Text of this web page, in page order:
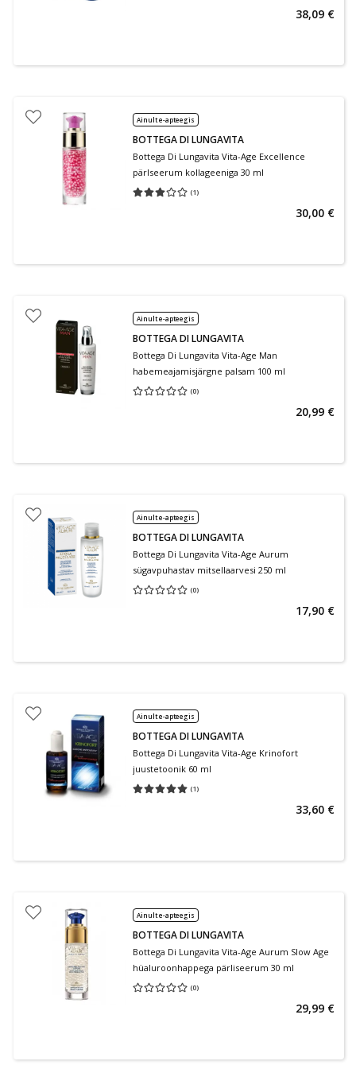
38,09 €
Ainult e-apteegis
BOTTEGA DI LUNGAVITA
Bottega Di Lungavita Vita-Age Excellence
pärlseerum kollageeniga 30 ml
(1)
Keskmine hinnang 3.00
30,00 €
Ainult e-apteegis
BOTTEGA DI LUNGAVITA
Bottega Di Lungavita Vita-Age Man
habemeajamisjärgne palsam 100 ml
(0)
Keskmine hinnang 0.00
20,99 €
Ainult e-apteegis
BOTTEGA DI LUNGAVITA
Bottega Di Lungavita Vita-Age Aurum
sügavpuhastav mitsellaarvesi 250 ml
(0)
Keskmine hinnang 0.00
17,90 €
Ainult e-apteegis
BOTTEGA DI LUNGAVITA
Bottega Di Lungavita Vita-Age Krinofort
juustetoonik 60 ml
(1)
Keskmine hinnang 5.00
33,60 €
Ainult e-apteegis
BOTTEGA DI LUNGAVITA
Bottega Di Lungavita Vita-Age Aurum Slow Age
hüaluroonhappega pärliseerum 30 ml
(0)
Keskmine hinnang 0.00
29,99 €